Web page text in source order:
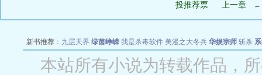
投推荐票 上一章 ←
新书推荐： 九层天界 绿茵峥嵘 我是杀毒软件 美漫之大冬兵 华娱宗师 斩杀
战争天堂 混元道纪 教练万岁 都市全能巨星 绝对交易 全职武神 位面复
本站所有小说为转载作品，